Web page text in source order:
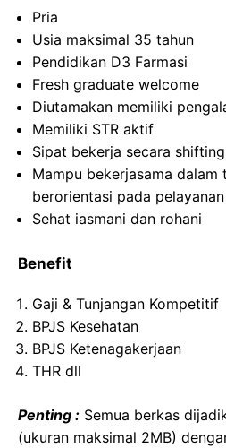
Pria
Usia maksimal 35 tahun
Pendidikan D3 Farmasi
Fresh graduate welcome
Diutamakan memiliki
Memiliki STR aktif
Sipat bekerja secara shifting
Mampu bekerjasama
berorientasi pada pelayanan
Sehat iasmani dan rohani
Benefit
Gaji & Tunjangan Kompetitif
BPJS Kesehatan
BPJS Ketenagakerjaan
THR dll
Penting : Semua berkas
(ukuran maksimal 2MB)